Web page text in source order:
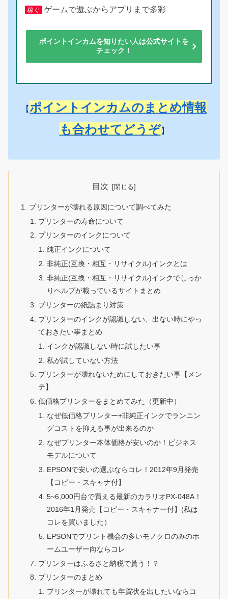
稼ぐ ゲームで遊ぶからアプリまで多彩
ポイントインカムを知りたい人は公式サイトを
チェック！
【ポイントインカムのまとめ情報
も合わせてどうぞ 】
目次
プリンターが壊れる原因について調べてみた
プリンターの寿命について
プリンターのインクについて
純正インクについて
非純正(互換・相互・リサイクル)インクとは
非純正(互換・相互・リサイクル)インクでしっか
りヘルプが載っているサイトまとめ
プリンターの紙詰まり対策
プリンターのインクが認識しない、出ない時にやっ
ておきたい事まとめ
インクが認識しない時に試したい事
私が試していない方法
プリンターが壊れないためにしておきたい事【メン
テ】
低価格プリンターをまとめてみた（更新中）
なぜ低価格プリンター+非純正インクでランニン
グコストを抑える事が出来るのか
なぜプリンター本体価格が安いのか！ビジネス
モデルについて
EPSONで安いの選ぶならコレ！2012年9月発売
【コピー・スキャナ付】
5~6,000円台で買える最新のカラリオPX-048A！
2016年1月発売【コピー・スキャナー付】(私は
コレを買いました）
EPSONでプリント機会の多いモノクロのみのホ
ームユーザー向ならコレ
プリンターはふるさと納税で貰う！？
プリンターのまとめ
プリンターが壊れても年賀状を出したいならコ